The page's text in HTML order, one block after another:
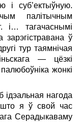
суб’ектыўную.
палітычным
тагачаснымі
зарэгістравана ў
тур таямнічая
— цёзкі
жонкі
ідэальная нагода
што я ў свой час
Серадыкаваму